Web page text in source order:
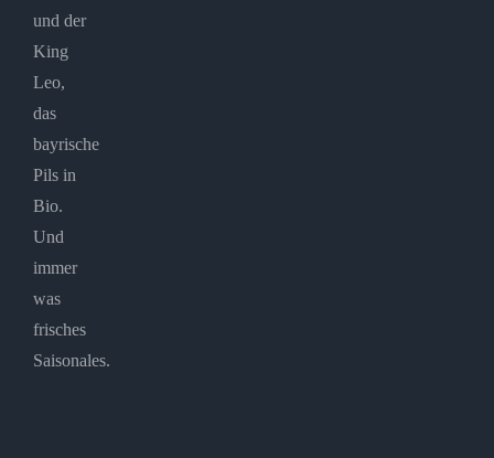
und der
King
Leo,
das
bayrische
Pils in
Bio.
Und
immer
was
frisches
Saisonales.